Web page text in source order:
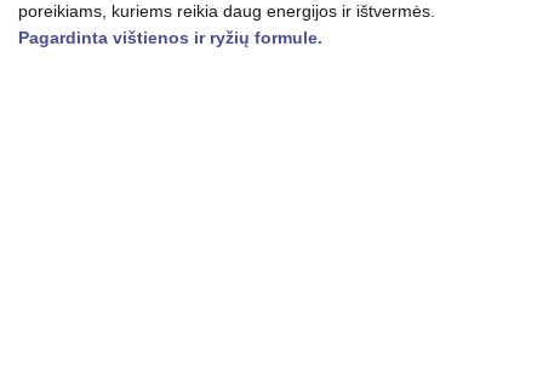
poreikiams, kuriems reikia daug energijos ir ištvermės.
Pagardinta vištienos ir ryžių formule.